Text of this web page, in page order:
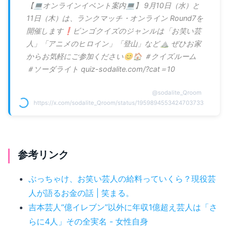
【💻オンラインイベント案内💻】 9月10日（水）と
11日（木）は、ランクマッチ・オンライン Round7を
開催します❗️ビンゴクイズのジャンルは「お笑い芸
人」「アニメのヒロイン」「登山」など⛰️ ぜひお家
からお気軽にご参加ください😊🏠 ＃クイズルーム
＃ソーダライト quiz-sodalite.com/?cat＝10
@sodalite_Qroom
https://x.com/sodalite_Qroom/status/1959894553424703733
参考リンク
ぶっちゃけ、お笑い芸人の給料っていくら？現役芸
人が語るお金の話 | 笑まる。
吉本芸人“億イレブン”以外に年収1億超え芸人は「さ
らに4人」その全実名 - 女性自身